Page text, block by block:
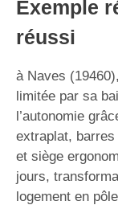
Exemple
réussi
à Naves
limitée par sa
l’autonomie
extraplat,
et siège
jours,
logement en